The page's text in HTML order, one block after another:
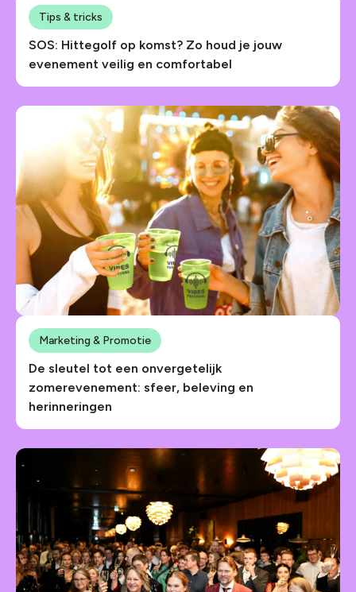
SOS: Hittegolf op komst? Zo houd je jouw
evenement veilig en comfortabel
Tips & tricks
De sleutel tot een onvergetelijk
zomerevenement: sfeer, beleving en
herinneringen
Marketing & Promotie